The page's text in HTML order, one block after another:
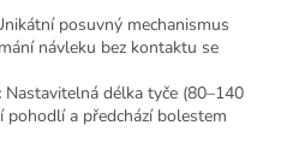
posuvný mechanismus
návleku bez kontaktu se
Nastavitelná délka tyče (80–140
pohodlí a předchází bolestem